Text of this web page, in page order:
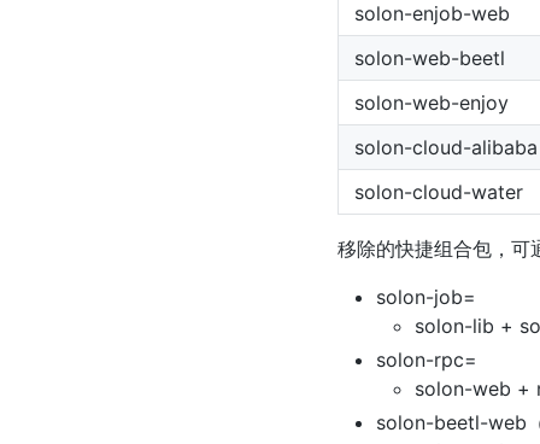
solon-enjob-web
solon-web-beetl
solon-web-enjoy
solon-cloud-alibaba
solon-cloud-water
移除的快捷组合包，可
solon-job=
solon-lib +
solon-rpc=
solon-web +
solon-beetl-web